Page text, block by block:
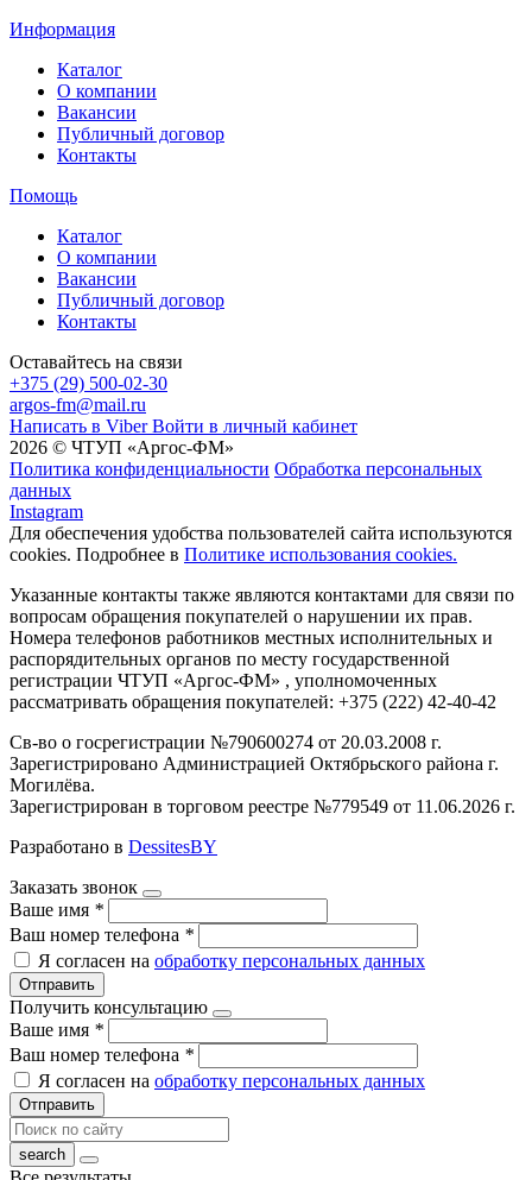
Информация
Каталог
О компании
Вакансии
Публичный договор
Контакты
Помощь
Каталог
О компании
Вакансии
Публичный договор
Контакты
Оставайтесь на связи
+375 (29) 500-02-30
argos-fm@mail.ru
Написать в Viber Войти в личный кабинет
2026 © ЧТУП «Аргос-ФМ»
Политика конфиденциальности Обработка персональных
данных
Instagram
Для обеспечения удобства пользователей сайта используются
cookies. Подробнее в Политике использования cookies.
Указанные контакты также являются контактами для связи по
вопросам обращения покупателей о нарушении их прав.
Номера телефонов работников местных исполнительных и
распорядительных органов по месту государственной
регистрации ЧТУП «Аргос-ФМ» , уполномоченных
рассматривать обращения покупателей: +375 (222) 42-40-42
Св-во о госрегистрации №790600274 от 20.03.2008 г.
Зарегистрировано Администрацией Октябрьского района г.
Могилёва.
Зарегистрирован в торговом реестре №779549 от 11.06.2026 г.
Разработано в DessitesBY
Заказать звонок
Ваше имя *
Ваш номер телефона *
Я согласен на обработку персональных данных
Отправить
Получить консультацию
Ваше имя *
Ваш номер телефона *
Я согласен на обработку персональных данных
Отправить